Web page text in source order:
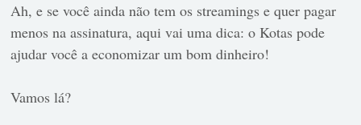
Ah, e se você ainda não tem os streamings e quer pagar
menos na assinatura, aqui vai uma dica:o Kotas pode
ajudar você a economizar um bom dinheiro!
Vamos lá?